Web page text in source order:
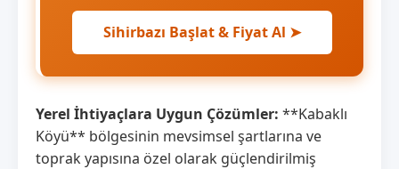
Sihirbazı Başlat & Fiyat Al ➤
Yerel İhtiyaçlara Uygun Çözümler: **Kabaklı
Köyü** bölgesinin mevsimsel şartlarına ve
toprak yapısına özel olarak güçlendirilmiş